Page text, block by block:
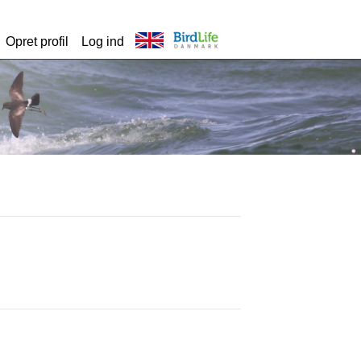
Opret profil Log ind